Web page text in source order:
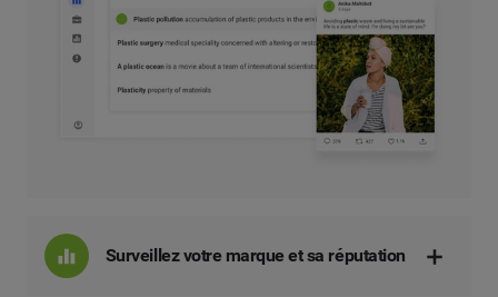
Surveillez votre marque et sa réputation